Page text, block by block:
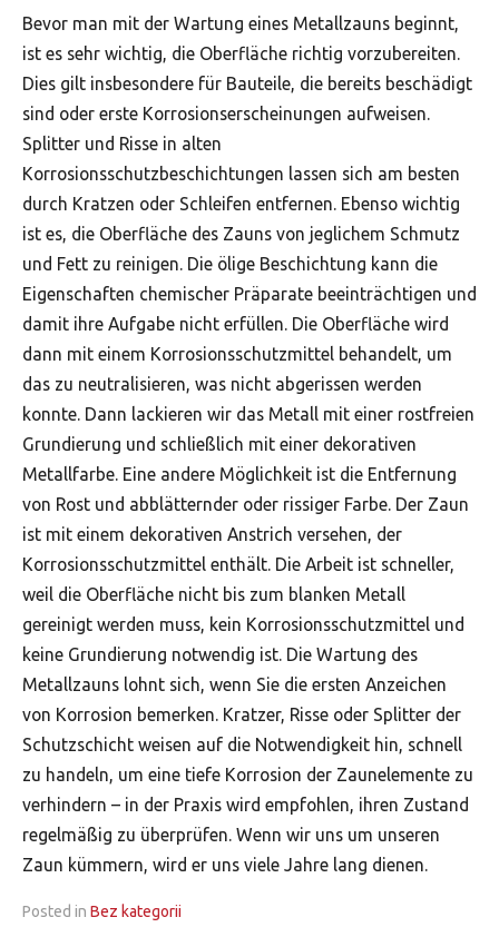
Bevor man mit der Wartung eines Metallzauns beginnt,
ist es sehr wichtig, die Oberfläche richtig vorzubereiten.
Dies gilt insbesondere für Bauteile, die bereits beschädigt
sind oder erste Korrosionserscheinungen aufweisen.
Splitter und Risse in alten
Korrosionsschutzbeschichtungen lassen sich am besten
durch Kratzen oder Schleifen entfernen. Ebenso wichtig
ist es, die Oberfläche des Zauns von jeglichem Schmutz
und Fett zu reinigen. Die ölige Beschichtung kann die
Eigenschaften chemischer Präparate beeinträchtigen und
damit ihre Aufgabe nicht erfüllen. Die Oberfläche wird
dann mit einem Korrosionsschutzmittel behandelt, um
das zu neutralisieren, was nicht abgerissen werden
konnte. Dann lackieren wir das Metall mit einer rostfreien
Grundierung und schließlich mit einer dekorativen
Metallfarbe. Eine andere Möglichkeit ist die Entfernung
von Rost und abblätternder oder rissiger Farbe. Der Zaun
ist mit einem dekorativen Anstrich versehen, der
Korrosionsschutzmittel enthält. Die Arbeit ist schneller,
weil die Oberfläche nicht bis zum blanken Metall
gereinigt werden muss, kein Korrosionsschutzmittel und
keine Grundierung notwendig ist. Die Wartung des
Metallzauns lohnt sich, wenn Sie die ersten Anzeichen
von Korrosion bemerken. Kratzer, Risse oder Splitter der
Schutzschicht weisen auf die Notwendigkeit hin, schnell
zu handeln, um eine tiefe Korrosion der Zaunelemente zu
verhindern – in der Praxis wird empfohlen, ihren Zustand
regelmäßig zu überprüfen. Wenn wir uns um unseren
Zaun kümmern, wird er uns viele Jahre lang dienen.
Posted in Bez kategorii